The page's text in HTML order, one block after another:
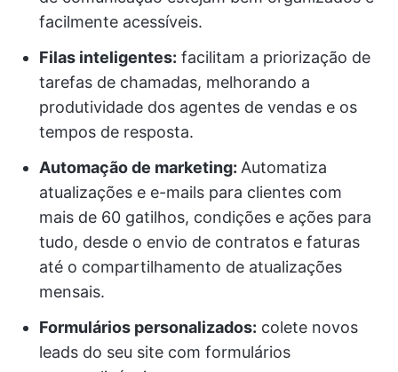
facilmente acessíveis.
Filas inteligentes: facilitam a priorização de
tarefas de chamadas, melhorando a
produtividade dos agentes de vendas e os
tempos de resposta.
Automação de marketing: Automatiza
atualizações e e-mails para clientes com
mais de 60 gatilhos, condições e ações para
tudo, desde o envio de contratos e faturas
até o compartilhamento de atualizações
mensais.
Formulários personalizados: colete novos
leads do seu site com formulários